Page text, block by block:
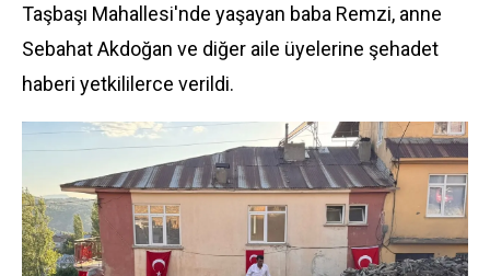
Taşbaşı Mahallesi'nde yaşayan baba Remzi, anne
Sebahat Akdoğan ve diğer aile üyelerine şehadet
haberi yetkililerce verildi.